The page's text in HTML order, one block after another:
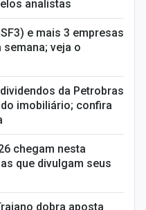
analistas
e mais 3 empresas
veja o
da Petrobras
imobiliário; confira
chegam nesta
que divulgam seus
dobra aposta